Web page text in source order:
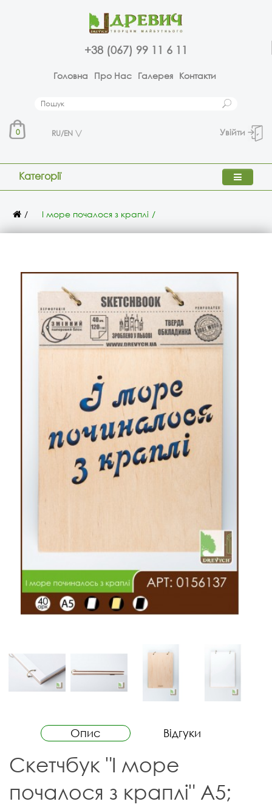
+38 (067) 99 11 6 11
Головна Про Нас Галерея Контакти
0 RU/EN Увійти
Категорії
І море почалося з краплі
Опис Відгуки
Скетчбук "І море
почалося з краплі" А5;